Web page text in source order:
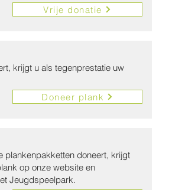
Vrije donatie
krijgt u als tegenprestatie uw
Doneer plank
plankenpakketten doneert, krijgt
op onze website en
Jeugdspeelpark.